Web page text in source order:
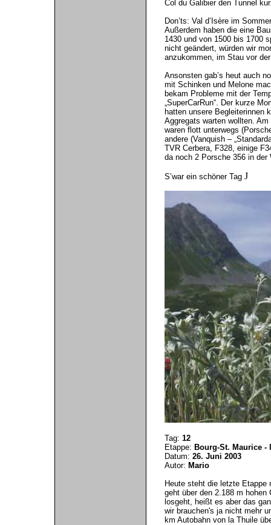
Col du Galibier den Tunnel
Don’ts: Val d’Isère im
Außerdem haben die eine
1430 und von 1500 bis 1700
nicht geändert, würden wir
anzukommen, im Stau vor
Ansonsten gab’s heut auch
mit Schinken und Melone
bekam Probleme mit der
„SuperCarRun“. Der kurze
hatten unsere Begleiterinnen
Aggregats warten wollten.
waren flott unterwegs
andere (Vanquish –
TVR Cerbera, F328, einige
da noch 2 Porsche 356 in
S’war ein schöner Tag J
Tag: 12
Etappe: Bourg-St. Maurice -
Datum: 26. Juni 2003
Autor: Mario
Heute steht die letzte
geht über den 2.188 m
losgeht, heißt es aber das
wir brauchen's ja nicht mehr
km Autobahn von la Thuile